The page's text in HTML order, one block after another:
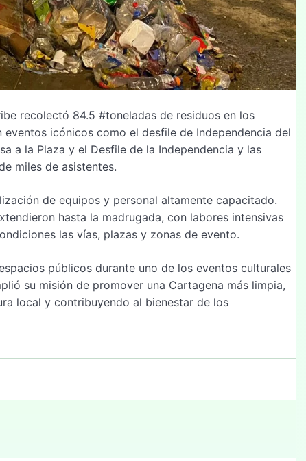
recolectó 84.5 #toneladas de residuos en los
icónicos como el desfile de Independencia del
a la Plaza y el Desfile de la Independencia y las
miles de asistentes.
de equipos y personal altamente capacitado.
hasta la madrugada, con labores intensivas
las vías, plazas y zonas de evento.
públicos durante uno de los eventos culturales
su misión de promover una Cartagena más limpia,
local y contribuyendo al bienestar de los